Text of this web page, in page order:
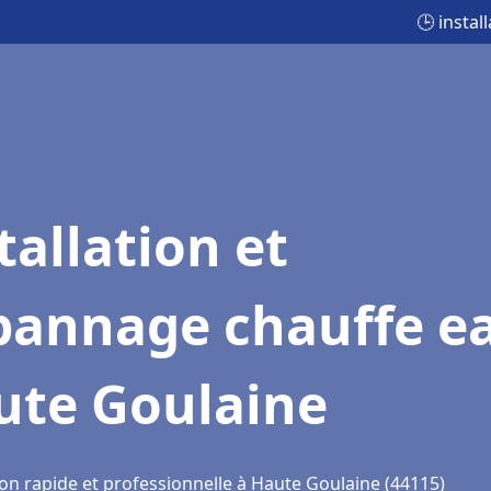
🕒
et
chauffe
Goulaine
rapide et professionnelle à Haute Goulaine (44115)